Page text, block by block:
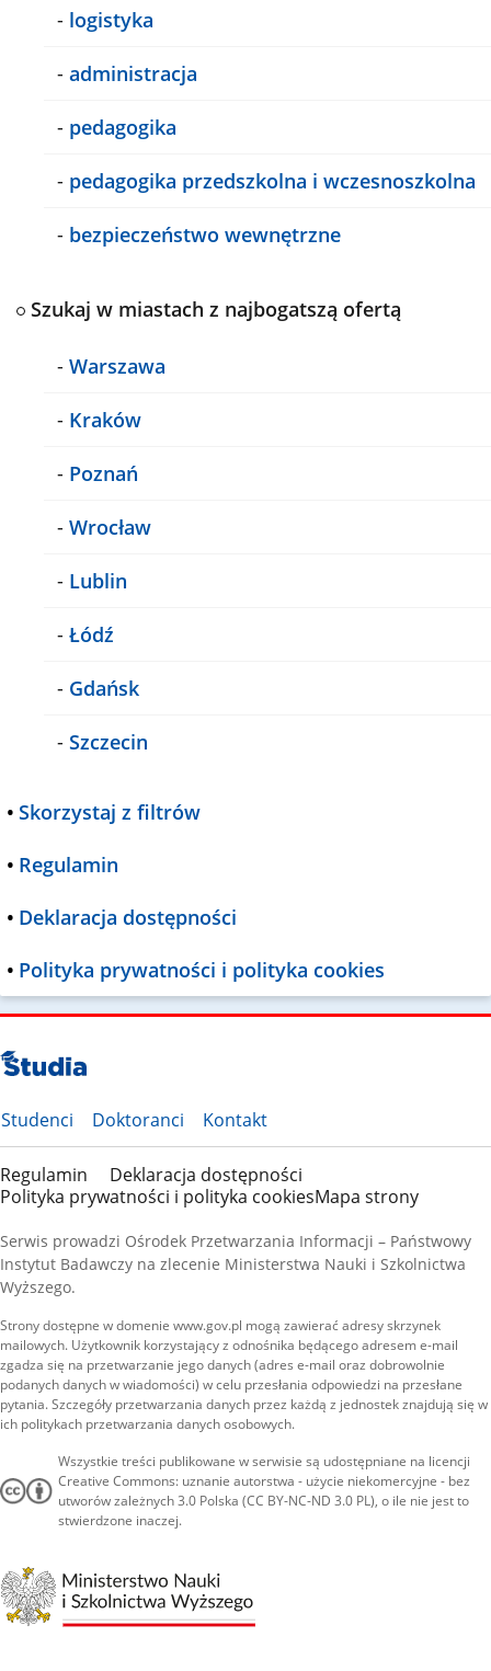
- logistyka
- administracja
- pedagogika
- pedagogika przedszkolna i wczesnoszkolna
- bezpieczeństwo wewnętrzne
Szukaj w miastach z najbogatszą ofertą
- Warszawa
- Kraków
- Poznań
- Wrocław
- Lublin
- Łódź
- Gdańsk
- Szczecin
• Skorzystaj z filtrów
• Regulamin
• Deklaracja dostępności
• Polityka prywatności i polityka cookies
Studenci Doktoranci Kontakt
Regulamin
Deklaracja dostępności
Polityka prywatności i polityka cookiesMapa strony
Serwis prowadzi Ośrodek Przetwarzania Informacji – Państwowy
Instytut Badawczy na zlecenie Ministerstwa Nauki i Szkolnictwa
Wyższego.
Strony dostępne w domenie www.gov.pl mogą zawierać adresy skrzynek
mailowych. Użytkownik korzystający z odnośnika będącego adresem e-mail
zgadza się na przetwarzanie jego danych (adres e-mail oraz dobrowolnie
podanych danych w wiadomości) w celu przesłania odpowiedzi na przesłane
pytania. Szczegóły przetwarzania danych przez każdą z jednostek znajdują się w
ich politykach przetwarzania danych osobowych.
Wszystkie treści publikowane w serwisie są udostępniane na licencji
Creative Commons: uznanie autorstwa - użycie niekomercyjne - bez
utworów zależnych 3.0 Polska (CC BY-NC-ND 3.0 PL), o ile nie jest to
stwierdzone inaczej.